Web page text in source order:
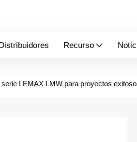
Recurso
LEMAX LMW para proyectos